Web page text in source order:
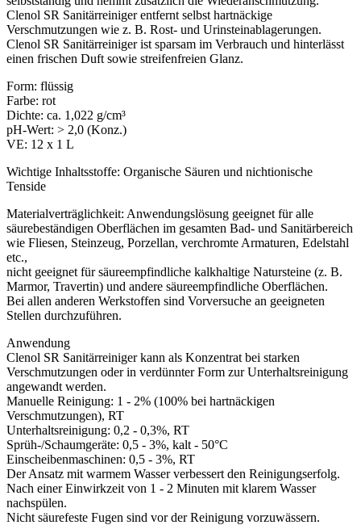
Clenol SR Sanitärreiniger entfernt selbst hartnäckige
Verschmutzungen wie z. B. Rost- und Urinsteinablagerungen.
Clenol SR Sanitärreiniger ist sparsam im Verbrauch und hinterlässt
einen frischen Duft sowie streifenfreien Glanz.
Form: flüssig
Farbe: rot
Dichte: ca. 1,022 g/cm³
pH-Wert: > 2,0 (Konz.)
VE: 12 x 1 L
Wichtige Inhaltsstoffe: Organische Säuren und nichtionische
Tenside
Materialverträglichkeit: Anwendungslösung geeignet für alle
säurebeständigen Oberflächen im gesamten Bad- und Sanitärbereich
wie Fliesen, Steinzeug, Porzellan, verchromte Armaturen, Edelstahl
etc.,
nicht geeignet für säureempfindliche kalkhaltige Natursteine (z. B.
Marmor, Travertin) und andere säureempfindliche Oberflächen.
Bei allen anderen Werkstoffen sind Vorversuche an geeigneten
Stellen durchzuführen.
Anwendung
Clenol SR Sanitärreiniger kann als Konzentrat bei starken
Verschmutzungen oder in verdünnter Form zur Unterhaltsreinigung
angewandt werden.
Manuelle Reinigung: 1 - 2% (100% bei hartnäckigen
Verschmutzungen), RT
Unterhaltsreinigung: 0,2 - 0,3%, RT
Sprüh-/Schaumgeräte: 0,5 - 3%, kalt - 50°C
Einscheibenmaschinen: 0,5 - 3%, RT
Der Ansatz mit warmem Wasser verbessert den Reinigungserfolg.
Nach einer Einwirkzeit von 1 - 2 Minuten mit klarem Wasser
nachspülen.
Nicht säurefeste Fugen sind vor der Reinigung vorzuwässern.